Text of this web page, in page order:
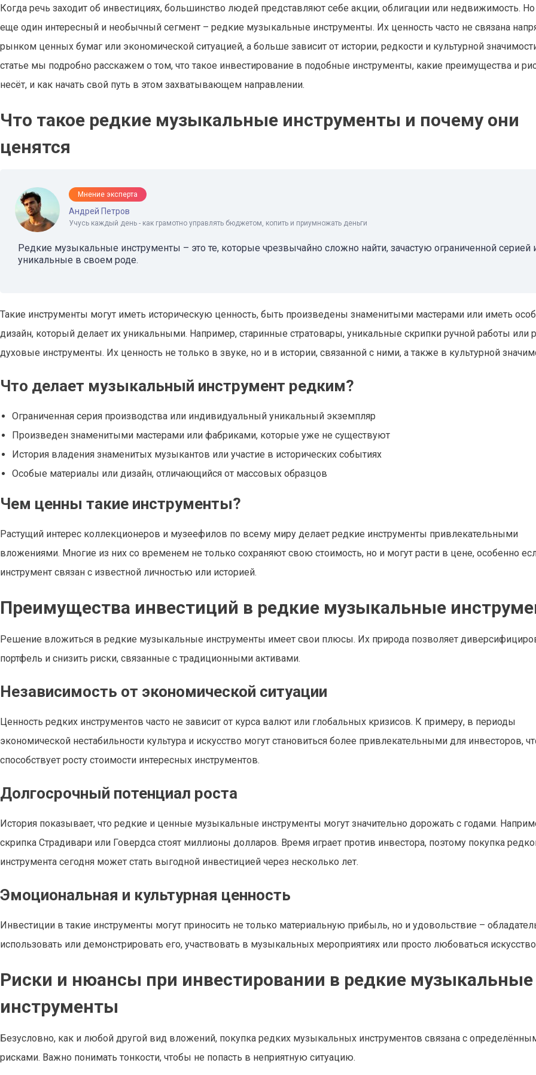
Когда речь заходит об инвестициях, большинство людей представляют себе акции, облигации или недвижимость. Но
еще один интересный и необычный сегмент – редкие музыкальные инструменты. Их ценность часто не связана
рынком ценных бумаг или экономической ситуацией, а больше зависит от истории, редкости и культурной
статье мы подробно расскажем о том, что такое инвестирование в подобные инструменты, какие преимущества и
несёт, и как начать свой путь в этом захватывающем направлении.
Что такое редкие музыкальные инструменты и почему они
ценятся
Мнение эксперта
Андрей Петров
Учусь каждый день - как грамотно управлять бюджетом, копить и приумножать деньги
Редкие музыкальные инструменты – это те, которые чрезвычайно сложно найти, зачастую ограниченной серией
уникальные в своем роде.
Такие инструменты могут иметь историческую ценность, быть произведены знаменитыми мастерами или иметь
дизайн, который делает их уникальными. Например, старинные стратовары, уникальные скрипки ручной работы или
духовые инструменты. Их ценность не только в звуке, но и в истории, связанной с ними, а также в культурной
Что делает музыкальный инструмент редким?
Ограниченная серия производства или индивидуальный уникальный экземпляр
Произведен знаменитыми мастерами или фабриками, которые уже не существуют
История владения знаменитых музыкантов или участие в исторических событиях
Особые материалы или дизайн, отличающийся от массовых образцов
Чем ценны такие инструменты?
Растущий интерес коллекционеров и музеефилов по всему миру делает редкие инструменты привлекательными
вложениями. Многие из них со временем не только сохраняют свою стоимость, но и могут расти в цене, особенно
инструмент связан с известной личностью или историей.
Преимущества инвестиций в редкие музыкальные
Решение вложиться в редкие музыкальные инструменты имеет свои плюсы. Их природа позволяет
портфель и снизить риски, связанные с традиционными активами.
Независимость от экономической ситуации
Ценность редких инструментов часто не зависит от курса валют или глобальных кризисов. К примеру, в периоды
экономической нестабильности культура и искусство могут становиться более привлекательными для инвесторов,
способствует росту стоимости интересных инструментов.
Долгосрочный потенциал роста
История показывает, что редкие и ценные музыкальные инструменты могут значительно дорожать с годами.
скрипка Страдивари или Говердса стоят миллионы долларов. Время играет против инвестора, поэтому покупка
инструмента сегодня может стать выгодной инвестицией через несколько лет.
Эмоциональная и культурная ценность
Инвестиции в такие инструменты могут приносить не только материальную прибыль, но и удовольствие –
использовать или демонстрировать его, участвовать в музыкальных мероприятиях или просто любоваться
Риски и нюансы при инвестировании в редкие музыкальные
инструменты
Безусловно, как и любой другой вид вложений, покупка редких музыкальных инструментов связана с
рисками. Важно понимать тонкости, чтобы не попасть в неприятную ситуацию.